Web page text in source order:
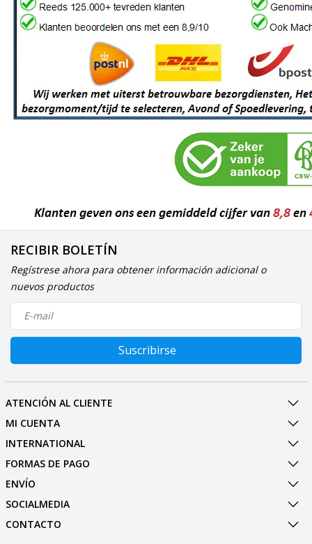
RECIBIR BOLETÍN
Regístrese ahora para obtener información adicional o
nuevos productos
Suscribirse
ATENCIÓN AL CLIENTE
MI CUENTA
INTERNATIONAL
FORMAS DE PAGO
ENVÍO
SOCIALMEDIA
CONTACTO